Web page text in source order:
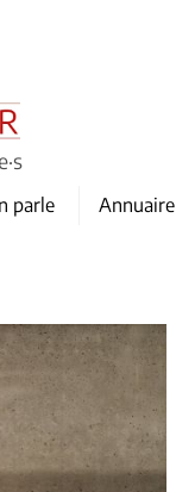
parle Annuaire